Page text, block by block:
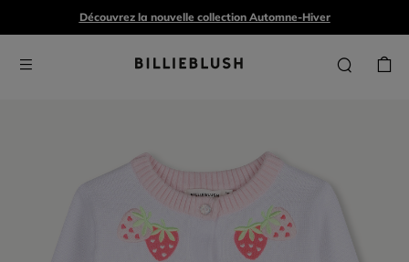
Découvrez la nouvelle collection Automne-Hiver